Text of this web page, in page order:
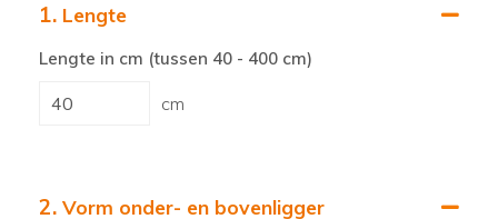
1. Lengte
Lengte in cm (tussen 40 - 400 cm)
cm
2. Vorm onder- en bovenligger